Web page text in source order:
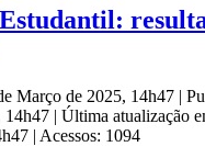
Março de 2025, 14h47 |
14h47 | Última atualização
| Acessos: 1094